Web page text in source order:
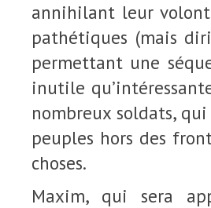
annihilant leur
pathétiques (mais
permettant une
inutile
nombreux soldats,
peuples hors des
choses.
Maxim, qui sera